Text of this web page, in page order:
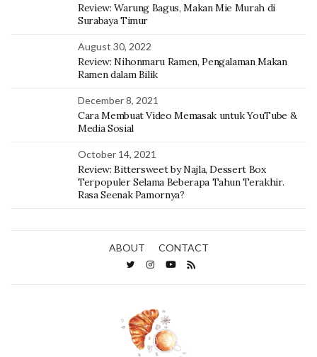
Review: Warung Bagus, Makan Mie Murah di
Surabaya Timur
August 30, 2022
Review: Nihonmaru Ramen, Pengalaman Makan
Ramen dalam Bilik
December 8, 2021
Cara Membuat Video Memasak untuk YouTube &
Media Sosial
October 14, 2021
Review: Bittersweet by Najla, Dessert Box
Terpopuler Selama Beberapa Tahun Terakhir.
Rasa Seenak Pamornya?
ABOUT CONTACT